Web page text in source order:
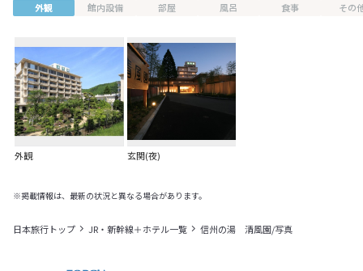
外観 館内設備 部屋 風呂 食事 その
外観 玄関(夜)
※掲載情報は、最新の状況と異なる場合があります。
日本旅行トップ JR・新幹線＋ホテル一覧 信州の湯 清風園/写真